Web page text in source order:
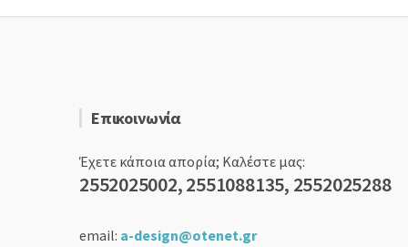
Επικοινωνία
Έχετε κάποια απορία; Καλέστε μας:
2552025002, 2551088135, 2552025288
email: a-design@otenet.gr